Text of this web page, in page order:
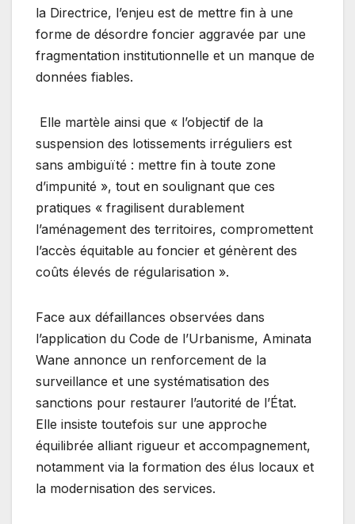
la Directrice, l’enjeu est de mettre fin à une
forme de désordre foncier aggravée par une
fragmentation institutionnelle et un manque de
données fiables.
Elle martèle ainsi que « l’objectif de la
suspension des lotissements irréguliers est
sans ambiguïté : mettre fin à toute zone
d’impunité », tout en soulignant que ces
pratiques « fragilisent durablement
l’aménagement des territoires, compromettent
l’accès équitable au foncier et génèrent des
coûts élevés de régularisation ».
Face aux défaillances observées dans
l’application du Code de l’Urbanisme, Aminata
Wane annonce un renforcement de la
surveillance et une systématisation des
sanctions pour restaurer l’autorité de l’État.
Elle insiste toutefois sur une approche
équilibrée alliant rigueur et accompagnement,
notamment via la formation des élus locaux et
la modernisation des services.